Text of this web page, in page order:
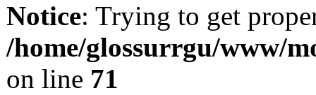
Notice: Trying to get
/home/glossurrgu/www/
on line 71